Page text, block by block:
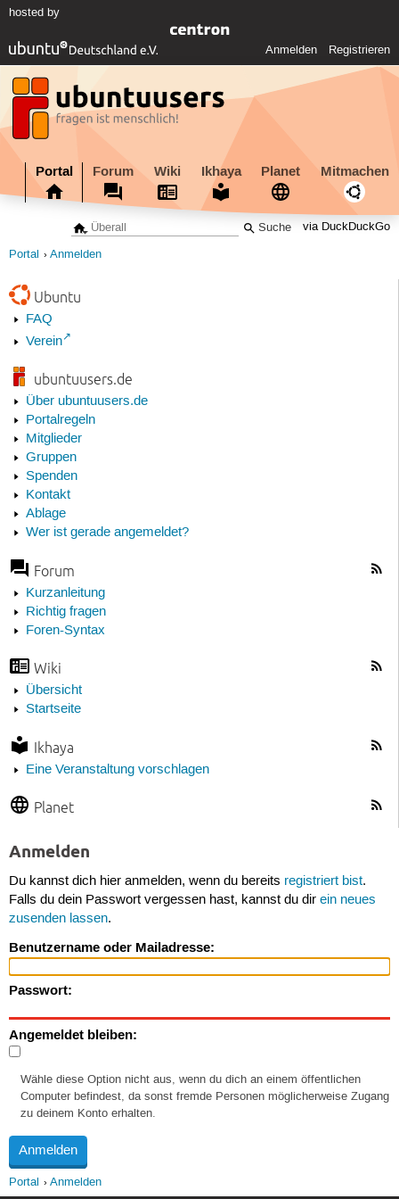
hosted by
Anmelden Registrieren
Portal Forum Wiki Ikhaya Planet Mitmachen
via DuckDuckGo
Portal Anmelden
Ubuntu
FAQ
Verein
ubuntuusers.de
Über ubuntuusers.de
Portalregeln
Mitglieder
Gruppen
Spenden
Kontakt
Ablage
Wer ist gerade angemeldet?
Forum
Kurzanleitung
Richtig fragen
Foren-Syntax
Wiki
Übersicht
Startseite
Ikhaya
Eine Veranstaltung vorschlagen
Planet
Anmelden
Du kannst dich hier anmelden, wenn du bereits registriert bist.
Falls du dein Passwort vergessen hast, kannst du dir ein neues
zusenden lassen.
Benutzername oder Mailadresse:
Passwort:
Angemeldet bleiben:
Wähle diese Option nicht aus, wenn du dich an einem öffentlichen
Computer befindest, da sonst fremde Personen möglicherweise Zugang
zu deinem Konto erhalten.
Portal Anmelden